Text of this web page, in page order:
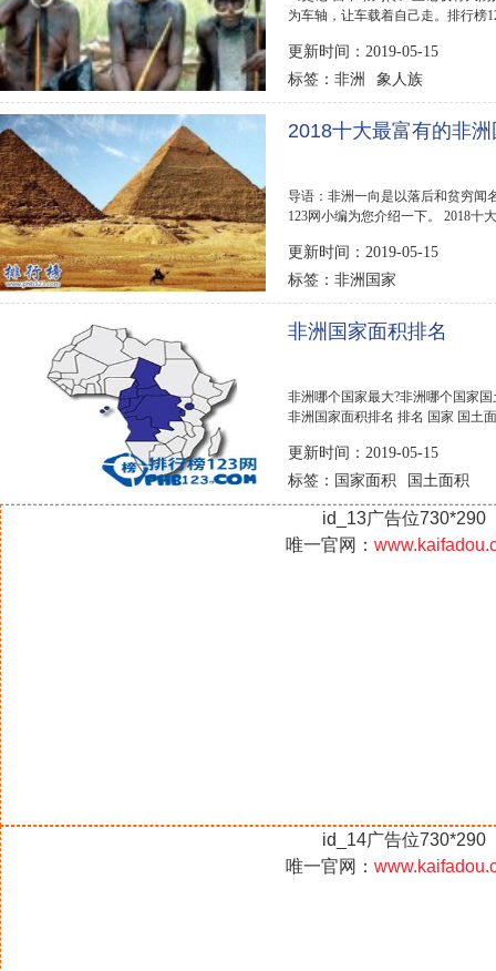
为车轴，让车载着自己走。排行榜
更新时间：2019-05-15
标签： 非洲 象人族
2018十大最富有的非
导语：非洲一向是以落后和贫穷闻
123网小编为您介绍一下。 2018十
更新时间：2019-05-15
标签： 非洲国家
非洲国家面积排名
非洲哪个国家最大?非洲哪个国家
非洲国家面积排名 排名 国家 国土
更新时间：2019-05-15
标签： 国家面积 国土面积
id_13广告位730*290
唯一官网：
id_14广告位730*290
唯一官网：